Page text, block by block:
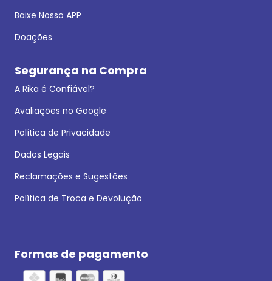
Baixe Nosso APP
Doações
Segurança na Compra
A Rika é Confiável?
Avaliações no Google
Política de Privacidade
Dados Legais
Reclamações e Sugestões
Política de Troca e Devolução
Formas de pagamento